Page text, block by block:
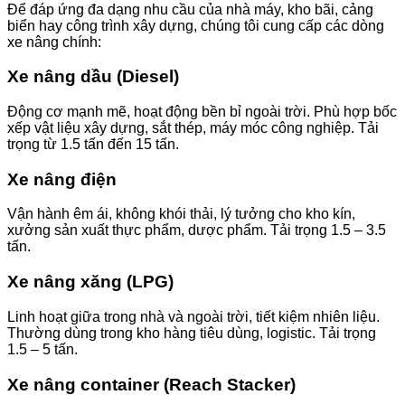
Để đáp ứng đa dạng nhu cầu của nhà máy, kho bãi, cảng
biển hay công trình xây dựng, chúng tôi cung cấp các dòng
xe nâng chính:
Xe nâng dầu (Diesel)
Động cơ mạnh mẽ, hoạt động bền bỉ ngoài trời. Phù hợp bốc
xếp vật liệu xây dựng, sắt thép, máy móc công nghiệp. Tải
trọng từ 1.5 tấn đến 15 tấn.
Xe nâng điện
Vận hành êm ái, không khói thải, lý tưởng cho kho kín,
xưởng sản xuất thực phẩm, dược phẩm. Tải trọng 1.5 – 3.5
tấn.
Xe nâng xăng (LPG)
Linh hoạt giữa trong nhà và ngoài trời, tiết kiệm nhiên liệu.
Thường dùng trong kho hàng tiêu dùng, logistic. Tải trọng
1.5 – 5 tấn.
Xe nâng container (Reach Stacker)